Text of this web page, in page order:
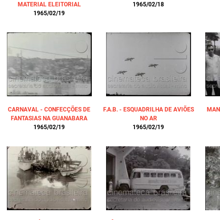
MATERIAL ELEITORIAL
1965/02/19
1965/02/18
CARNAVAL - CONFECÇÕES DE
FANTASIAS NA GUANABARA
1965/02/19
F.A.B. - ESQUADRILHA DE AVIÕES
NO AR
1965/02/19